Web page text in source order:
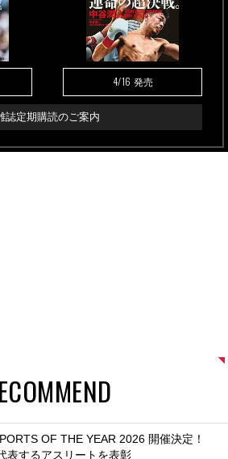
4/16 発売
誌定期購読のご案内
OF THE YEAR 2026 開催決定！
表するアスリートを表彰